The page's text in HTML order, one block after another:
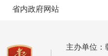
省内政府网站
主办单位：